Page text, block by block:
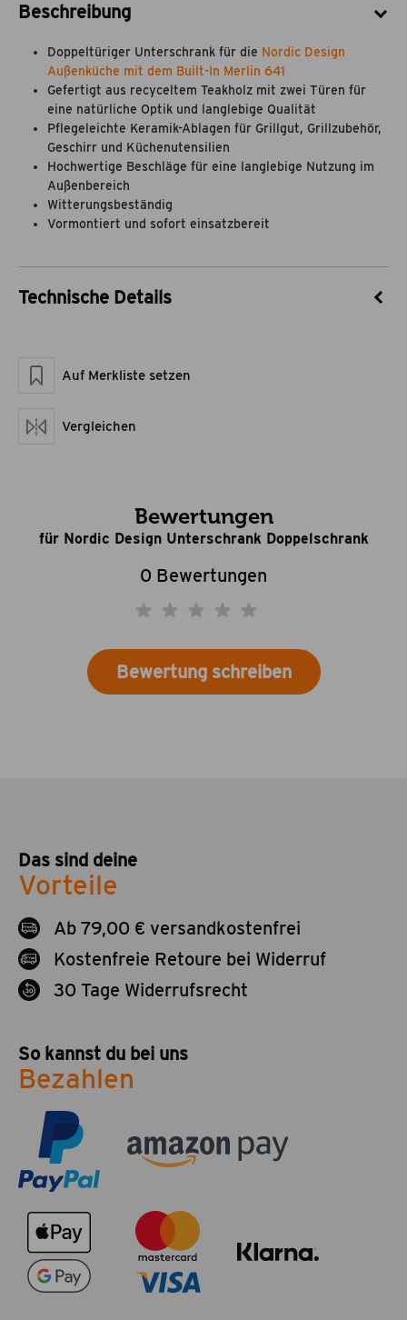
Beschreibung
Doppeltüriger Unterschrank für die Nordic Design
Außenküche mit dem Built-In Merlin 641
Gefertigt aus recyceltem Teakholz mit zwei Türen für
eine natürliche Optik und langlebige Qualität
Pflegeleichte Keramik-Ablagen für Grillgut, Grillzubehör,
Geschirr und Küchenutensilien
Hochwertige Beschläge für eine langlebige Nutzung im
Außenbereich
Witterungsbeständig
Vormontiert und sofort einsatzbereit
Technische Details
Maße geschlossen LxBxH
Auf Merkliste setzen
Vergleichen
Bewertungen
für Nordic Design Unterschrank Doppelschrank
0 Bewertungen
Bewertung schreiben
Das sind deine
Vorteile
Ab 79,00 € versandkostenfrei
Kostenfreie Retoure bei Widerruf
30 Tage Widerrufsrecht
So kannst du bei uns
Bezahlen